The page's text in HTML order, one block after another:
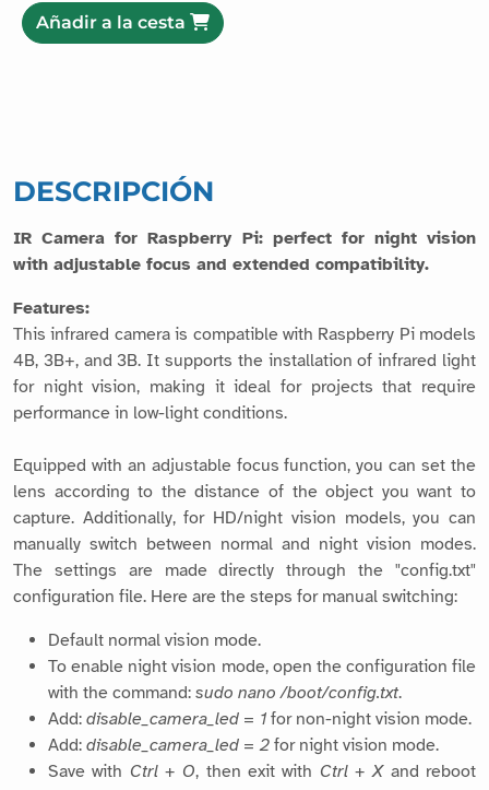
Añadir a la cesta
DESCRIPCIÓN
IR Camera for Raspberry Pi: perfect for night vision
with adjustable focus and extended compatibility.
Features:
This infrared camera is compatible with Raspberry Pi models
4B, 3B+, and 3B. It supports the installation of infrared light
for night vision, making it ideal for projects that require
performance in low-light conditions.
Equipped with an adjustable focus function, you can set the
lens according to the distance of the object you want to
capture. Additionally, for HD/night vision models, you can
manually switch between normal and night vision modes.
The settings are made directly through the "config.txt"
configuration file. Here are the steps for manual switching:
Default normal vision mode.
To enable night vision mode, open the configuration file
with the command: sudo nano /boot/config.txt.
Add: disable_camera_led = 1 for non-night vision mode.
Add: disable_camera_led = 2 for night vision mode.
Save with Ctrl + O, then exit with Ctrl + Xand reboot